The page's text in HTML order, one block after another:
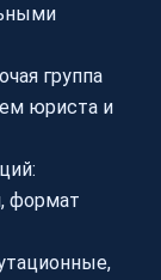
группа
юриста и
формат